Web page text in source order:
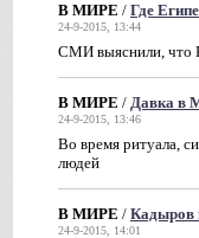
В МИРЕ / Где
24-9-2015, 13:44
СМИ выяснили, что
В МИРЕ / Давка в
24-9-2015, 13:46
Во время ритуала,
людей
В МИРЕ / Кадыров
24-9-2015, 14:01